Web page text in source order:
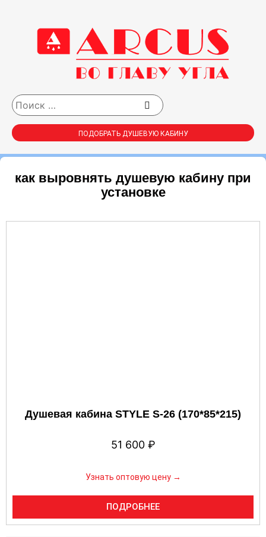
ПОДОБРАТЬ ДУШЕВУЮ КАБИНУ
как выровнять душевую кабину при
установке
Душевая кабина STYLE S-26 (170*85*215)
51 600 ₽
Узнать оптовую цену →
ПОДРОБНЕЕ